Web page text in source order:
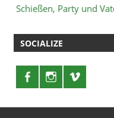
Schießen, Party und
SOCIALIZE